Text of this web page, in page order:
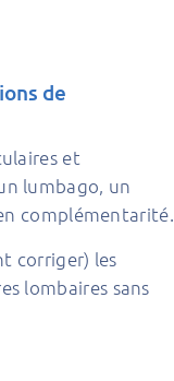
de
et
lumbago, un
complémentarité.
corriger) les
lombaires sans